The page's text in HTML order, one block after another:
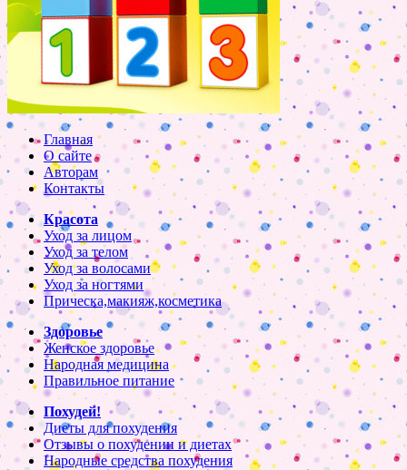
Главная
О сайте
Авторам
Контакты
Красота
Уход за лицом
Уход за телом
Уход за волосами
Уход за ногтями
Прическа,макияж,косметика
Здоровье
Женское здоровье
Народная медицина
Правильное питание
Похудей!
Диеты для похудения
Отзывы о похудении и диетах
Народные средства похудения